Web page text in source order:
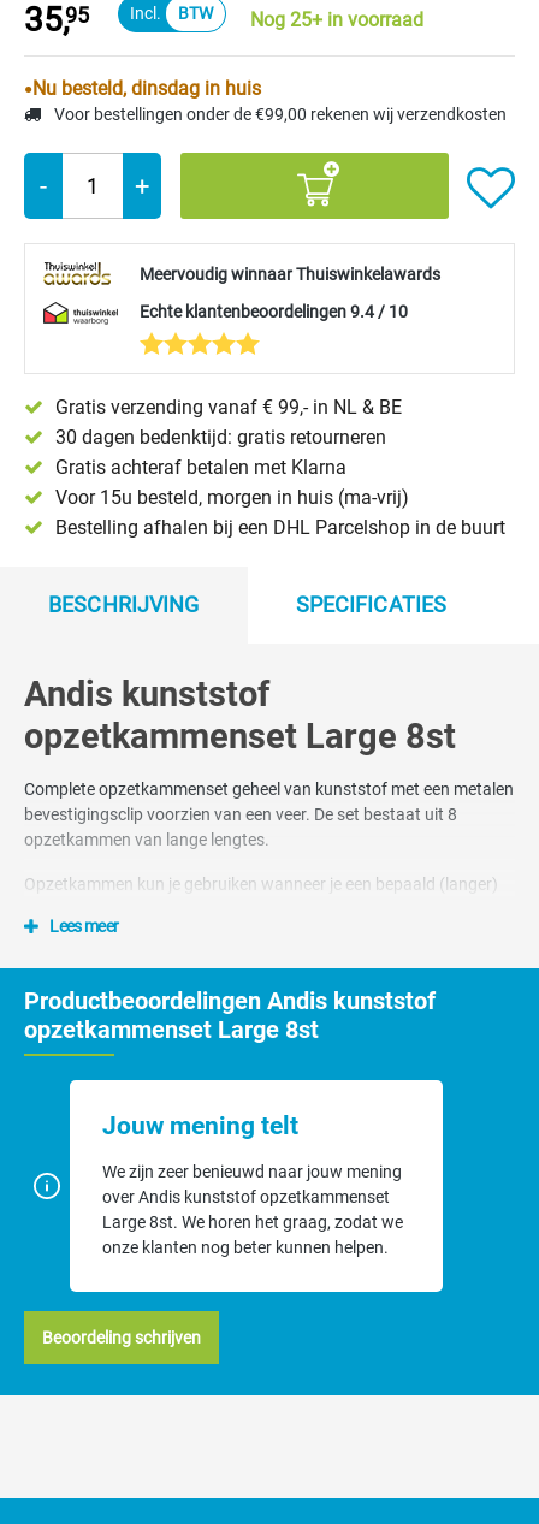
35,95 Nog 25+ in voorraad
Nu besteld, dinsdag in huis
Voor bestellingen onder de €99,00 rekenen wij verzendkosten
- +
Meervoudig winnaar Thuiswinkelawards
Echte klantenbeoordelingen 9.4 / 10
Gratis verzending vanaf € 99,- in NL & BE
30 dagen bedenktijd: gratis retourneren
Gratis achteraf betalen met Klarna
Voor 15u besteld, morgen in huis (ma-vrij)
Bestelling afhalen bij een DHL Parcelshop in de buurt
BESCHRIJVING SPECIFICATIES
Andis kunststof
opzetkammenset Large 8st
Complete opzetkammenset geheel van kunststof met een metalen
bevestigingsclip voorzien van een veer. De set bestaat uit 8
opzetkammen van lange lengtes.
Opzetkammen kun je gebruiken wanneer je een bepaald (langer)
tussen het snijmes van de scheerkop en de huid van de hond. Hoe
Inhoud van de Andis kunststof
opzetkammenset Large
17mm
21mm
22mm
24mm
25mm
Eigenschappen
Lees meer
Productbeoordelingen Andis kunststof
opzetkammenset Large 8st
Jouw mening telt
We zijn zeer benieuwd naar jouw mening
over Andis kunststof opzetkammenset
Large 8st. We horen het graag, zodat we
onze klanten nog beter kunnen helpen.
Beoordeling schrijven